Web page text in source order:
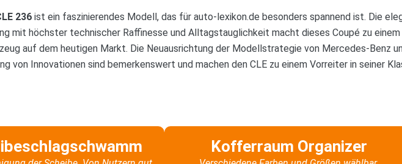
236 ist ein faszinierendes Modell, das für auto-lexikon.de besonders spannend ist. Die
mit höchster technischer Raffinesse und Alltagstauglichkeit macht dieses Coupé zu einem
auf dem heutigen Markt. Die Neuausrichtung der Modellstrategie von Mercedes-Benz
von Innovationen sind bemerkenswert und machen den CLE zu einem Vorreiter in seiner
Kofferraum Organizer